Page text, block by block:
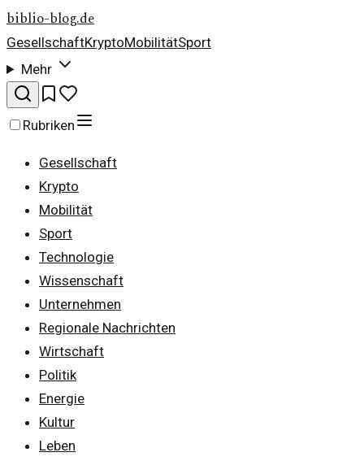
biblio-blog.de
GesellschaftKryptoMobilitätSport
Mehr
Rubriken
Gesellschaft
Krypto
Mobilität
Sport
Technologie
Wissenschaft
Unternehmen
Regionale Nachrichten
Wirtschaft
Politik
Energie
Kultur
Leben